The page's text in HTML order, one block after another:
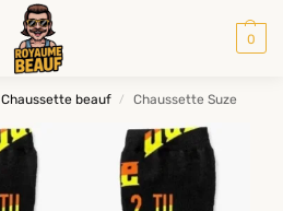
0
Chaussette beauf / Chaussette Suze